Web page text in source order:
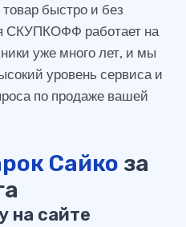
быстро и без
СКУПКОФФ работает на
уже много лет, и мы
уровень сервиса и
по продаже вашей
Сайко за
на сайте